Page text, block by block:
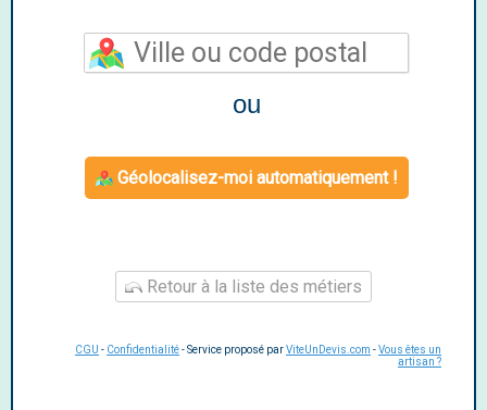
ou
Géolocalisez-moi automatiquement !
Retour à la liste des métiers
CGU - Confidentialité- Service proposé parViteUnDevis.com -Vous êtes un
artisan ?